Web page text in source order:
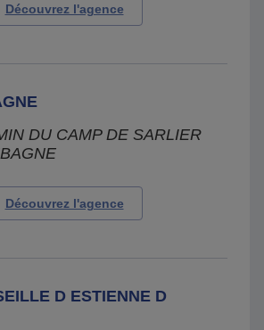
Découvrez l'agence
DU CAMP DE SARLIER
Découvrez l'agence
D ESTIENNE D